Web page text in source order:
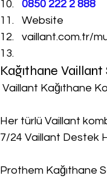
0850 222 2 888
Website
vaillant.com.tr/
Kağıthane
Vaillant Kağıthane
Her türlü Vaillant
7/24 Vaillant Destek
Prothem Kağıthane